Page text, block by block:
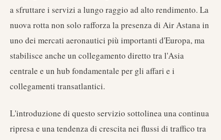
a sfruttare i servizi a lungo raggio ad alto rendimento. La
nuova rotta non solo rafforza la presenza di Air Astana in
uno dei mercati aeronautici più importanti d'Europa, ma
stabilisce anche un collegamento diretto tra l'Asia
centrale e un hub fondamentale per gli affari e i
collegamenti transatlantici.
L'introduzione di questo servizio sottolinea una continua
ripresa e una tendenza di crescita nei flussi di traffico tra